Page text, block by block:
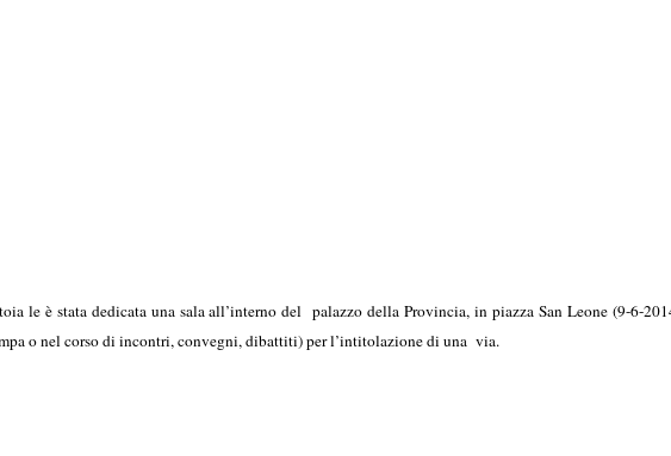
le è stata dedicata una sala all’interno del palazzo della Provincia, in piazza San Leone (9-6-
o nel corso di incontri, convegni, dibattiti) per l’intitolazione di una via.